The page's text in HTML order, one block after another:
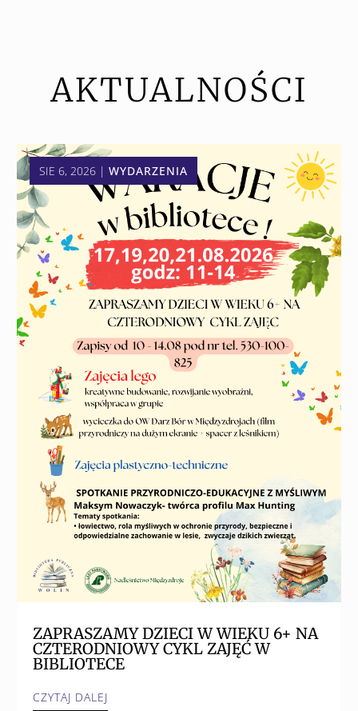
AKTUALNOŚCI
ZAPRASZAMY DZIECI W WIEKU 6+ NA
CZTERODNIOWY CYKL ZAJĘĆ W
BIBLIOTECE
SIE 6, 2026 |WYDARZENIA
CZYTAJ DALEJ